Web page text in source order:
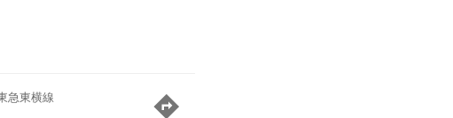
急東横線